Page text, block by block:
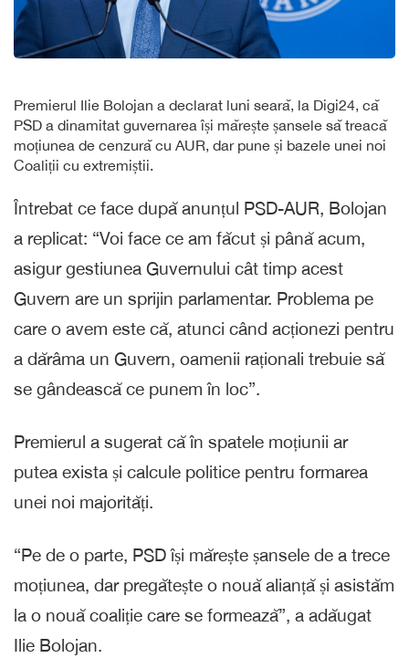
Premierul Ilie Bolojan a declarat luni seară, la Digi24, că
PSD a dinamitat guvernarea își mărește șansele să treacă
moțiunea de cenzură cu AUR, dar pune și bazele unei noi
Coaliții cu extremiștii.
Întrebat ce face după anunțul PSD-AUR, Bolojan
a replicat: “Voi face ce am făcut și până acum,
asigur gestiunea Guvernului cât timp acest
Guvern are un sprijin parlamentar. Problema pe
care o avem este că, atunci când acționezi pentru
a dărâma un Guvern, oamenii raționali trebuie să
se gândească ce punem în loc”.
Premierul a sugerat că în spatele moțiunii ar
putea exista și calcule politice pentru formarea
unei noi majorități.
“Pe de o parte, PSD își mărește șansele de a trece
moțiunea, dar pregătește o nouă alianță și asistăm
la o nouă coaliție care se formează”, a adăugat
Ilie Bolojan.